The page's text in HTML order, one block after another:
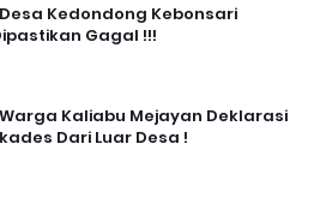
Kedondong Kebonsari
Gagal !!!
Kaliabu Mejayan Deklarasi
Dari Luar Desa !